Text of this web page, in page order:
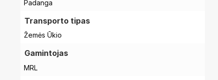
Padanga
Transporto tipas
Žemės Ūkio
Gamintojas
MRL